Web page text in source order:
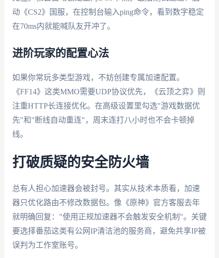
动《CS2》国服，在控制台输入ping命令，看到数字稳定
在70ms内就能喊队友开冲了。
进阶玩家的配置心法
如果你常玩多类型游戏，不妨创建专属加速配置。
《FF14》这类MMO需要UDP协议优先，《云顶之弈》则
注重HTTP长连接优化。在高级设置里勾选"游戏数据优
先"和"断线自动重连"，周末连打八小时也不会卡顿掉
线。
打破质疑的安全防火墙
总有人担心加速器会被封号。其实从技术本质看，加速
器只优化路由不修改数据包。像《原神》官方客服去年
就明确回复："使用正规加速器不会触发安全机制"。关键
要选择番茄这类有公网IP清洁池的服务商，避免共享IP被
误判为工作室账号。